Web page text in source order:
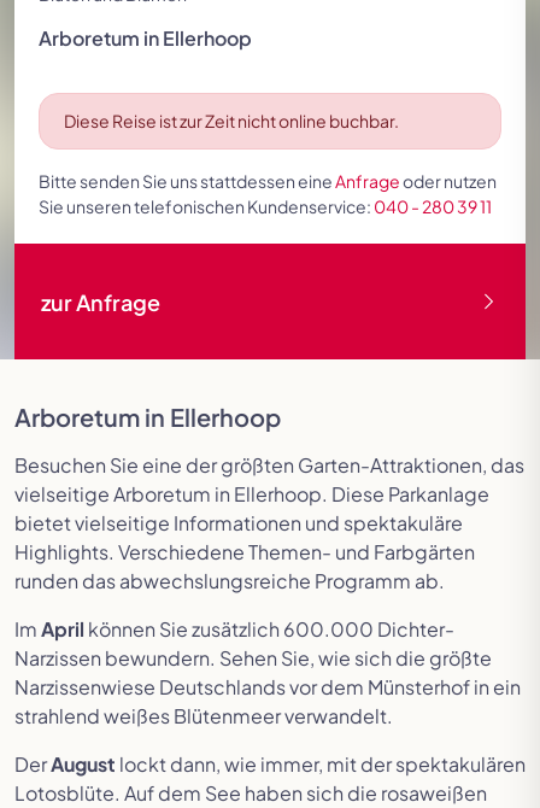
Arboretum in Ellerhoop
Diese Reise ist zur Zeit nicht online buchbar.
Bitte senden Sie uns stattdessen eineAnfrageoder nutzen
Sie unseren telefonischen Kundenservice: 040 - 280 39 11
zur Anfrage
Arboretum in Ellerhoop
Besuchen Sie eine der größten Garten-Attraktionen, das
vielseitige Arboretum in Ellerhoop. Diese Parkanlage
bietet vielseitige Informationen und spektakuläre
Highlights. Verschiedene Themen- und Farbgärten
runden das abwechslungsreiche Programm ab.
ImApril können Sie zusätzlich 600.000 Dichter-
Narzissen bewundern. Sehen Sie, wie sich die größte
Narzissenwiese Deutschlands vor dem Münsterhof in ein
strahlend weißes Blütenmeer verwandelt.
DerAugust lockt dann, wie immer, mit der spektakulären
Lotosblüte. Auf dem See haben sich die rosaweißen